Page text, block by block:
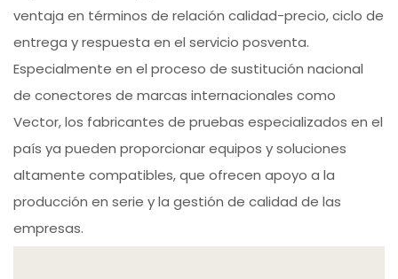
ventaja en términos de relación calidad-precio, ciclo de
entrega y respuesta en el servicio posventa.
Especialmente en el proceso de sustitución nacional
de conectores de marcas internacionales como
Vector, los fabricantes de pruebas especializados en el
país ya pueden proporcionar equipos y soluciones
altamente compatibles, que ofrecen apoyo a la
producción en serie y la gestión de calidad de las
empresas.